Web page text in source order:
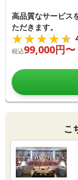
高品質なサービス
ただきます。
★★★★★
★★★★★
税込99,000円〜
こ